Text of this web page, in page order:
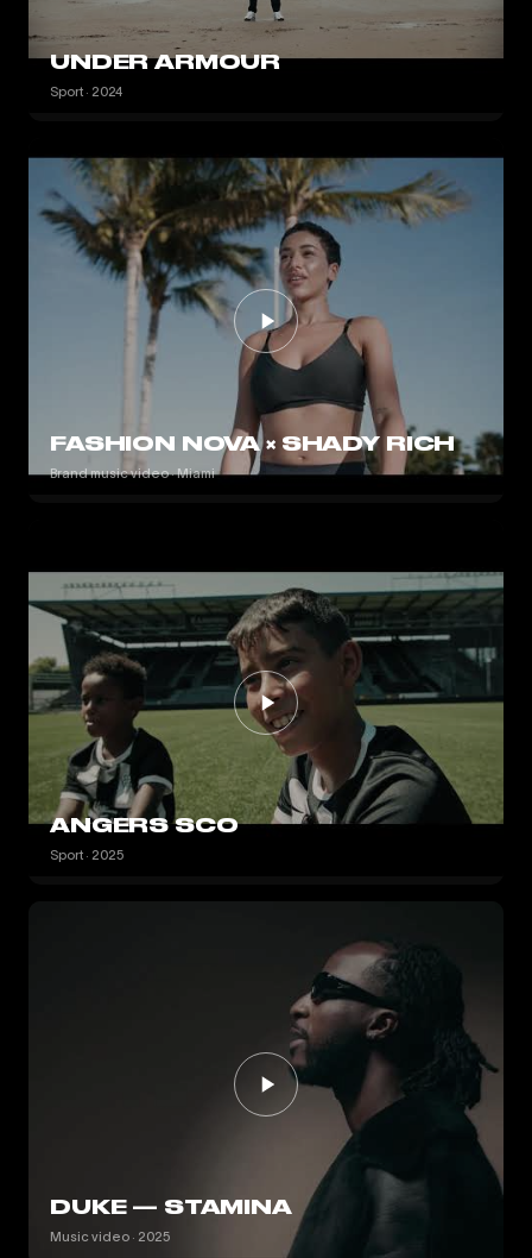
UNDER ARMOUR
Sport · 2024
FASHION NOVA × SHADY RICH
Brand music video · Miami
ANGERS SCO
Sport · 2025
DUKE — STAMINA
Music video · 2025